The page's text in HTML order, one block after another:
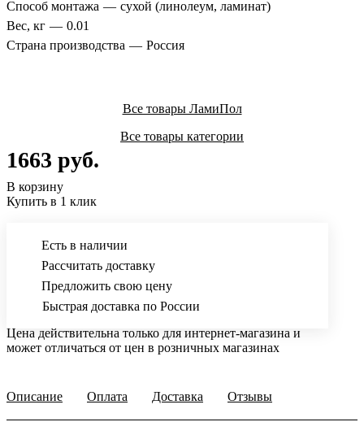
Способ монтажа — сухой (линолеум, ламинат)
Вес, кг — 0.01
Страна производства — Россия
Все товары ЛамиПол
Все товары категории
1663 руб.
В корзину
Купить в 1 клик
Есть в наличии
Рассчитать доставку
Предложить свою цену
Быстрая доставка по России
Цена действительна только для интернет-магазина и
может отличаться от цен в розничных магазинах
Описание Оплата Доставка Отзывы